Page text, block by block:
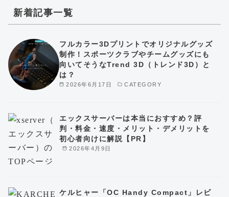
新着記事一覧
2026年6月17日 CATEGORY
フルカラー3Dプリントでオリジナルグッズ
制作！スポーツクラブやチームグッズにも
向いてそうなTrend 3D（トレンド3D）と
は？
2026年4月9日
エックスサーバーは本当におすすめ？評
判・料金・速度・メリット・デメリットを
初心者向けに解説【PR】
ケルヒャー「OC Handy Compact」レビ